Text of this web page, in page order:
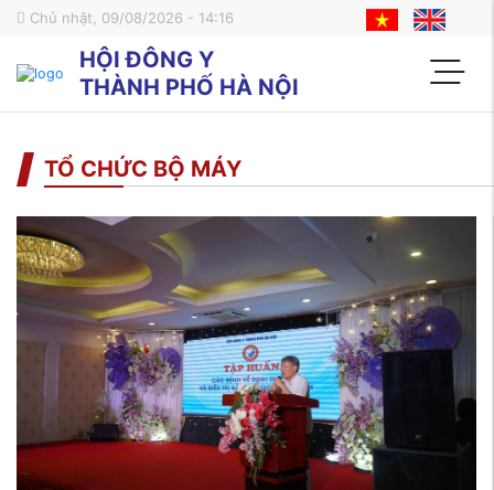
Chủ nhật, 09/08/2026 - 14:16
HỘI ĐÔNG Y
THÀNH PHỐ HÀ NỘI
TỔ CHỨC BỘ MÁY